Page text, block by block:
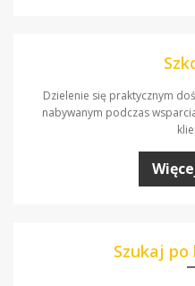
Dzielenie się praktycznym
nabywanym podczas
Szukaj